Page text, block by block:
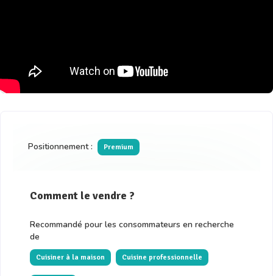
Positionnement : Premium
Comment le vendre ?
Recommandé pour les consommateurs en recherche
de
Cuisiner à la maison Cuisine professionnelle